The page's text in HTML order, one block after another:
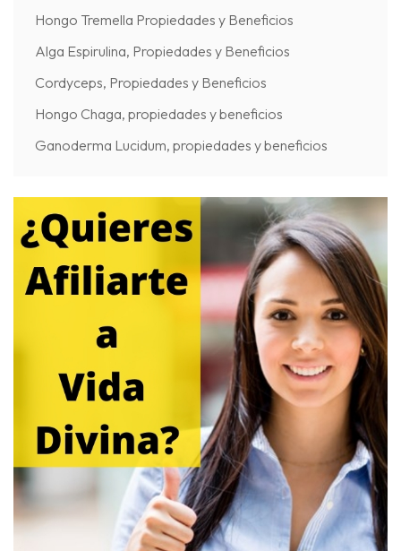
Hongo Tremella Propiedades y Beneficios
Alga Espirulina, Propiedades y Beneficios
Cordyceps, Propiedades y Beneficios
Hongo Chaga, propiedades y beneficios
Ganoderma Lucidum, propiedades y beneficios